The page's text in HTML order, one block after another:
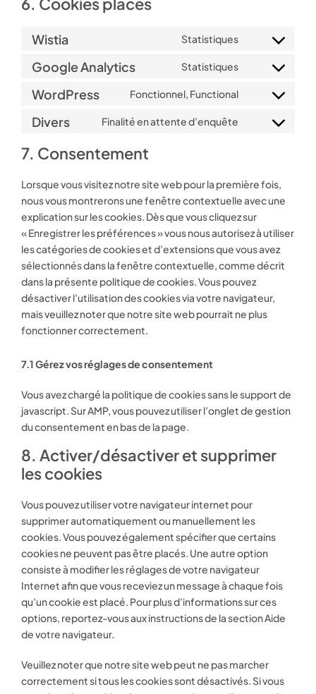
Wistia Statistiques
Consent
wistia
Google Analytics Statistiques
Consent
google-
WordPress Fonctionnel, Functional
Consent
Divers Finalité en attente d’enquête
Consent
7. Consentement
Lorsque vous visitez notre site web pour la première fois,
nous vous montrerons une fenêtre contextuelle avec une
explication sur les cookies. Dès que vous cliquez sur
« Enregistrer les préférences » vous nous autorisez à utiliser
les catégories de cookies et d’extensions que vous avez
sélectionnés dans la fenêtre contextuelle, comme décrit
dans la présente politique de cookies. Vous pouvez
désactiver l’utilisation des cookies via votre navigateur,
mais veuillez noter que notre site web pourrait ne plus
fonctionner correctement.
7.1 Gérez vos réglages de consentement
Vous avez chargé la politique de cookies sans le support de
javascript. Sur AMP, vous pouvez utiliser l’onglet de gestion
du consentement en bas de la page.
8. Activer/désactiver et supprimer
les cookies
Vous pouvez utiliser votre navigateur internet pour
supprimer automatiquement ou manuellement les
cookies. Vous pouvez également spécifier que certains
cookies ne peuvent pas être placés. Une autre option
consiste à modifier les réglages de votre navigateur
Internet afin que vous receviez un message à chaque fois
qu’un cookie est placé. Pour plus d’informations sur ces
options, reportez-vous aux instructions de la section Aide
de votre navigateur.
Veuillez noter que notre site web peut ne pas marcher
correctement si tous les cookies sont désactivés. Si vous
Onrecrute
Vétérinaire, étudiant, infirmière, vous souhaitez
postuler pour un poste ou un stage !
Ajouter une pièce jointe (CV/lettre...)
Cliquez ou faites glisser un fichier vers
cette zone pour le télécharger.
Envoyer
Nos
Retrouvez les tarifs de nos actes vétérinaires
2023
Consultation
Urgence
Vaccin